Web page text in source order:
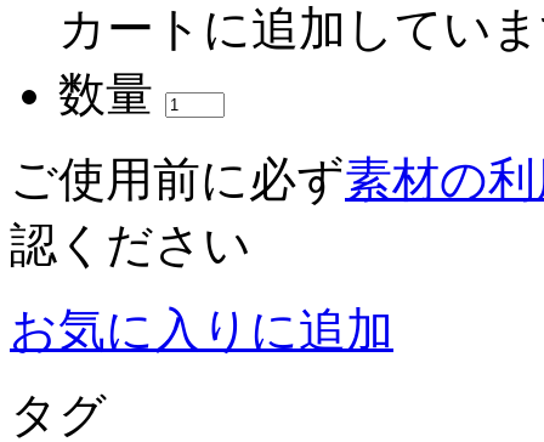
カートに追加してい
数量
ご使用前に必ず素材の
認ください
お気に入りに追加
タグ